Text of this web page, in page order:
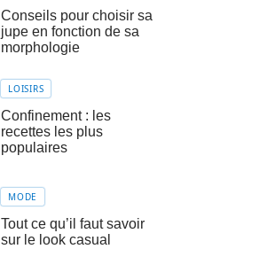
Conseils pour choisir sa
jupe en fonction de sa
morphologie
LOISIRS
Confinement : les
recettes les plus
populaires
MODE
Tout ce qu’il faut savoir
sur le look casual